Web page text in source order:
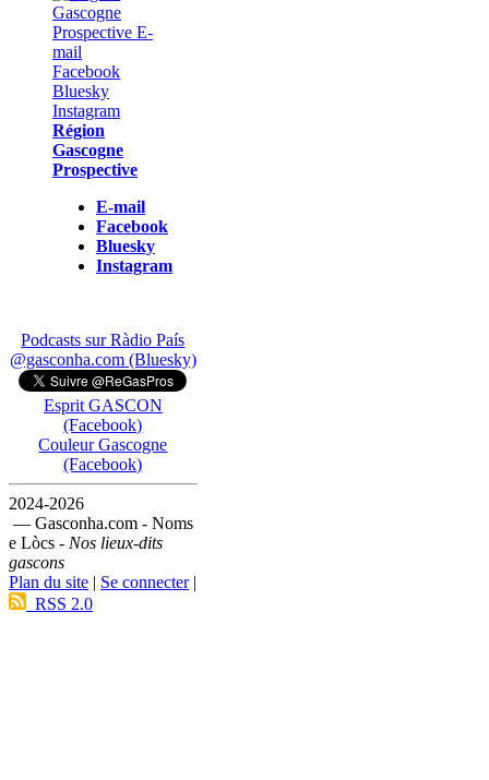
Région
Gascogne
Prospective
E-mail
Facebook
Bluesky
Instagram
Podcasts sur Ràdio País
@gasconha.com (Bluesky)
Esprit GASCON
(Facebook)
Couleur Gascogne
(Facebook)
2024-2026
— Gasconha.com - Noms
e Lòcs - Nos lieux-dits
gascons
Plan du site
Se connecter|
RSS 2.0